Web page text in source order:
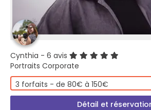
Cynthia - 6 avis
Portraits Corporate
3 forfaits - de 80€ à 150€
Détail et